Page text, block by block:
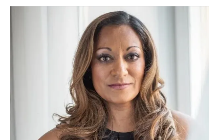
Workshopledare, facilitator
Radio och TV-profiler
Underhållning och event
Humoristiska föredrag